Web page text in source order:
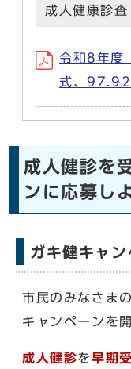
成人健康診
令和8年
式、
成人健診を
ンに応募し
ガキ健キャン
市民のみなさま
キャンペーンを
成人健診を早期